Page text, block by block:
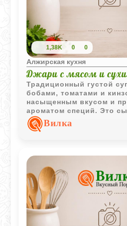
1,38K 0 0
Алжирская кухня
Джари с мясом и
Традиционный густой
бобами, томатами и
насыщенным вкусом и
ароматом специй. Это
хорошо подходит для
сохраняет чувство
Вилка